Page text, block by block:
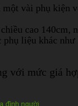
vài phụ
cao 140cm,
phụ liệu khác
với mức giá